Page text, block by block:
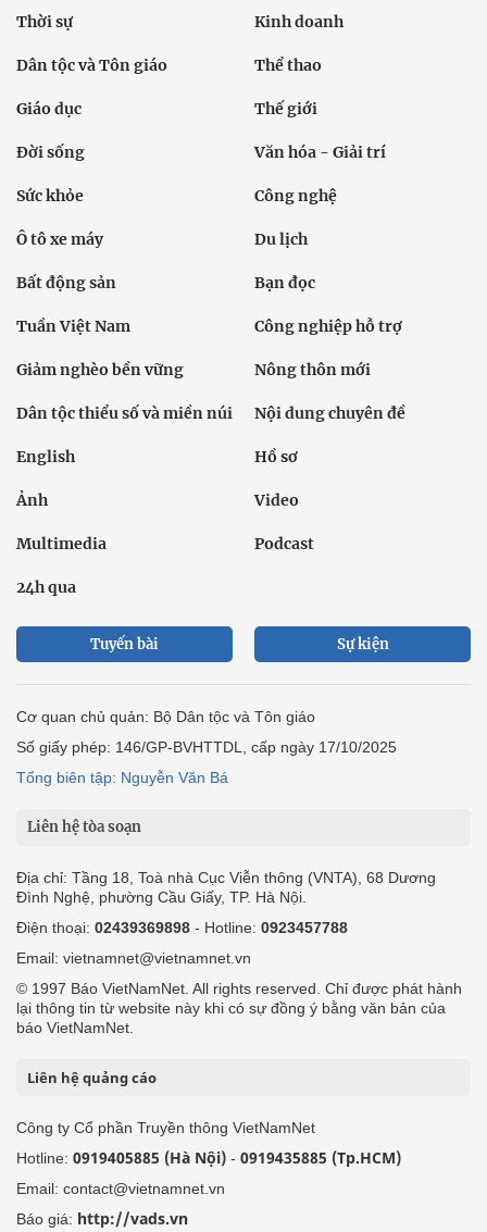
Thời sự Kinh doanh
Dân tộc và Tôn giáo Thể thao
Giáo dục Thế giới
Đời sống Văn hóa - Giải trí
Sức khỏe Công nghệ
Ô tô xe máy Du lịch
Bất động sản Bạn đọc
Tuần Việt Nam Công nghiệp hỗ trợ
Giảm nghèo bền vững Nông thôn mới
Dân tộc thiểu số và miền núi Nội dung chuyên đề
English Hồ sơ
Ảnh Video
Multimedia Podcast
24h qua
Tuyến bài Sự kiện
Cơ quan chủ quản: Bộ Dân tộc và Tôn giáo
Số giấy phép: 146/GP-BVHTTDL, cấp ngày 17/10/2025
Tổng biên tập: Nguyễn Văn Bá
Liên hệ tòa soạn
Địa chỉ: Tầng 18, Toà nhà Cục Viễn thông (VNTA), 68 Dương
Đình Nghệ, phường Cầu Giấy, TP. Hà Nội.
Điện thoại: 02439369898 - Hotline: 0923457788
Email: vietnamnet@vietnamnet.vn
© 1997 Báo VietNamNet. All rights reserved. Chỉ được phát hành
lại thông tin từ website này khi có sự đồng ý bằng văn bản của
báo VietNamNet.
Liên hệ quảng cáo
Công ty Cổ phần Truyền thông VietNamNet
Hotline: 0919405885 (Hà Nội) - 0919435885 (Tp.HCM)
Email: contact@vietnamnet.vn
Báo giá: http://vads.vn